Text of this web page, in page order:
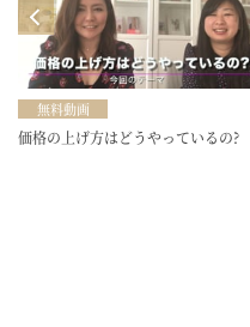
無料動画
価格の上げ方はどうやっているの?